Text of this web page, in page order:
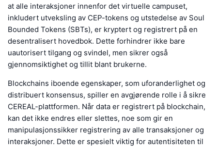
at alle interaksjoner innenfor det virtuelle campuset,
inkludert utveksling av CEP-tokens og utstedelse av Soul
Bounded Tokens (SBTs), er kryptert og registrert på en
desentralisert hovedbok. Dette forhindrer ikke bare
uautorisert tilgang og svindel, men sikrer også
gjennomsiktighet og tillit blant brukerne.
Blockchains iboende egenskaper, som uforanderlighet og
distribuert konsensus, spiller en avgjørende rolle i å sikre
CEREAL-plattformen. Når data er registrert på blockchain,
kan det ikke endres eller slettes, noe som gir en
manipulasjonssikker registrering av alle transaksjoner og
interaksjoner. Dette er spesielt viktig for autentisiteten til